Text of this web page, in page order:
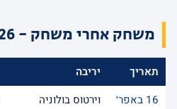
משחק אחרי משחק - 2025-26
תאריך יריבה
16 באפר׳
וירטוס בולוניה